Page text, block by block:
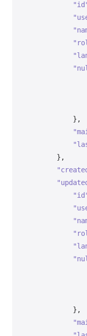
} ,
} ,
} ,